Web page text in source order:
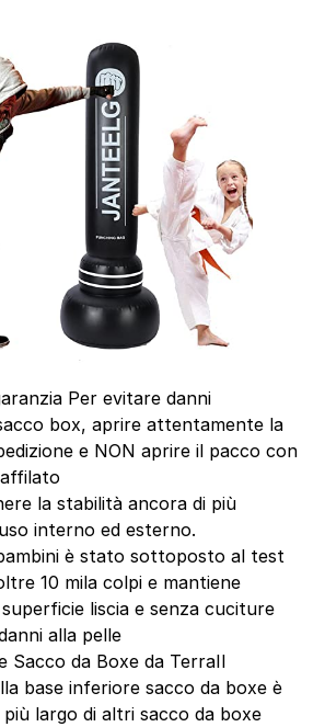
Per evitare danni
box, aprire attentamente la
e NON aprire il pacco con
la stabilità ancora di più
interno ed esterno.
è stato sottoposto al test
10 mila colpi e mantiene
liscia e senza cuciture
alla pelle
Sacco da Boxe da TerraIl
base inferiore sacco da boxe è
largo di altri sacco da boxe